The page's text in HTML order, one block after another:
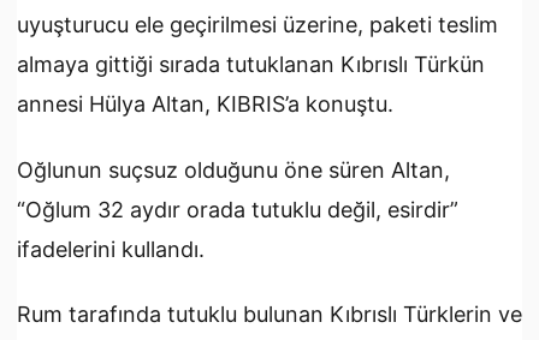
uyuşturucu ele geçirilmesi üzerine, paketi teslim
almaya gittiği sırada tutuklanan Kıbrıslı Türkün
annesi Hülya Altan, KIBRIS’a konuştu.
Oğlunun suçsuz olduğunu öne süren Altan,
“Oğlum 32 aydır orada tutuklu değil, esirdir”
ifadelerini kullandı.
Rum tarafında tutuklu bulunan Kıbrıslı Türklerin ve